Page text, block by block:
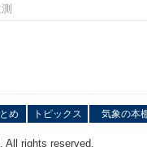
め トピックス 気象の本
All rights reserved.